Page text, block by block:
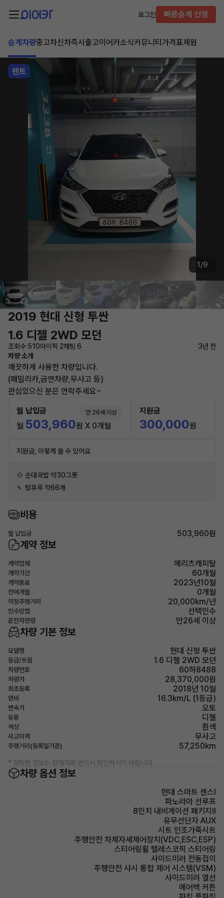
로그인 빠른승계 신청
승계차량중고차신차즉시출고이어카소식커뮤니티 가격표제원
렌트
1/9
2019 현대 신형 투싼
1.6 디젤 2WD 모던
조회수 510마이픽 2채팅 6
3년 전
차량 소개
깨끗하게 사용한 차량입니다.
(패밀리카,금연차량,무사고 등)
관심있으신 분은 연락주세요~
월 납입금 만 26세 이상
월 503,960원 X 0개월
지원금
300,000원
지원금, 이렇게 쓸 수 있어요
🍲 순대국밥 약30그릇
🍡 탕후루 약66개
비용
월 납입금 503,960원
계약 정보
계약업체 메리츠캐피탈
계약기간 60개월
계약종료 2023년10월
잔여개월 0개월
약정주행거리 20,000km/년
인수방법 선택인수
운전자연령 만26세 이상
차량 기본 정보
모델명 현대 신형 투싼
등급/트림 1.6 디젤 2WD 모던
차량번호 60하8488
차량가 28,370,000원
최초등록 2018년 10월
연비 16.3km/L (1등급)
변속기 오토
유종 디젤
색상 흰색
사고이력 무사고
주행거리(등록일기준) 57,250km
* 정확한 정보는 판매자와 반드시 확인하시기 바랍니다.
차량 옵션 정보
현대 스마트 센스Ⅰ
파노라마 선루프
8인치 내비게이션 패키지Ⅱ
유무선단자 AUX
시트 인조가죽시트
주행안전 차체자세제어장치(VDC,ESC,ESP)
스티어링휠 텔레스코픽 스티어링
사이드미러 전동접이
주행안전 샤시 통합 제어 시스템(VSM)
사이드미러 열선
에어백 커튼